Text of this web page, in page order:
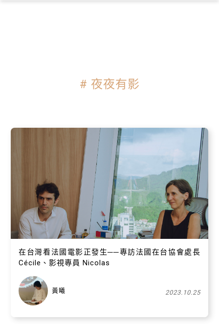
# 夜夜有影
在台灣看法國電影正發生──專訪法國在台協會處長
Cécile、影視專員 Nicolas
黃曦 2023.10.25